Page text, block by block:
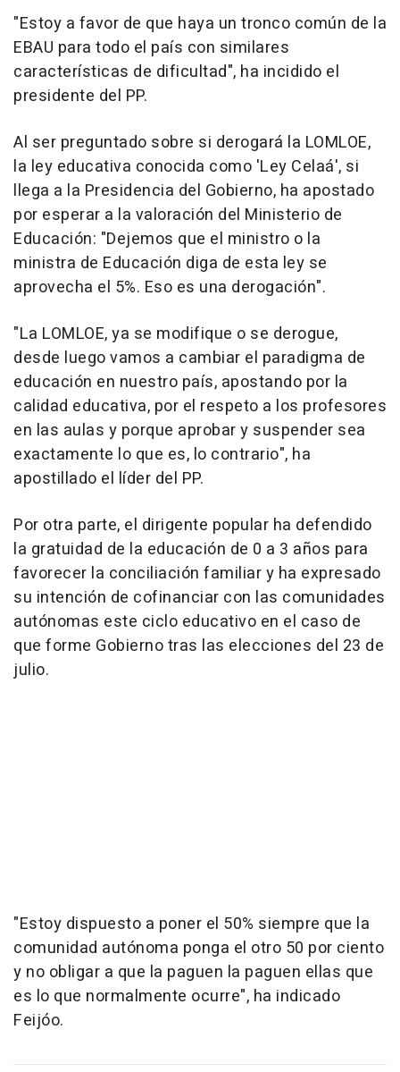
"Estoy a favor de que haya un tronco común de la
EBAU para todo el país con similares
características de dificultad", ha incidido el
presidente del PP.
Al ser preguntado sobre si derogará la LOMLOE,
la ley educativa conocida como 'Ley Celaá', si
llega a la Presidencia del Gobierno, ha apostado
por esperar a la valoración del Ministerio de
Educación: "Dejemos que el ministro o la
ministra de Educación diga de esta ley se
aprovecha el 5%. Eso es una derogación".
"La LOMLOE, ya se modifique o se derogue,
desde luego vamos a cambiar el paradigma de
educación en nuestro país, apostando por la
calidad educativa, por el respeto a los profesores
en las aulas y porque aprobar y suspender sea
exactamente lo que es, lo contrario", ha
apostillado el líder del PP.
Por otra parte, el dirigente popular ha defendido
la gratuidad de la educación de 0 a 3 años para
favorecer la conciliación familiar y ha expresado
su intención de cofinanciar con las comunidades
autónomas este ciclo educativo en el caso de
que forme Gobierno tras las elecciones del 23 de
julio.
"Estoy dispuesto a poner el 50% siempre que la
comunidad autónoma ponga el otro 50 por ciento
y no obligar a que la paguen la paguen ellas que
es lo que normalmente ocurre", ha indicado
Feijóo.